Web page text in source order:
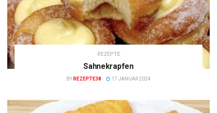
REZEPTE
Sahnekrapfen
BY REZEPTE38 17 JANUAR 2024